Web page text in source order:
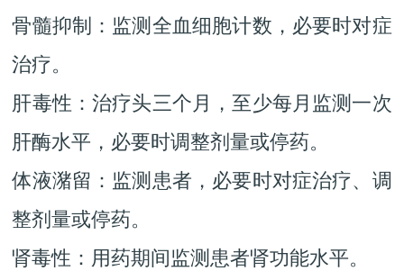
骨髓抑制：监测全血细胞计数，必要时对症
治疗。
肝毒性：治疗头三个月，至少每月监测一次
肝酶水平，必要时调整剂量或停药。
体液潴留：监测患者，必要时对症治疗、调
整剂量或停药。
肾毒性：用药期间监测患者肾功能水平。